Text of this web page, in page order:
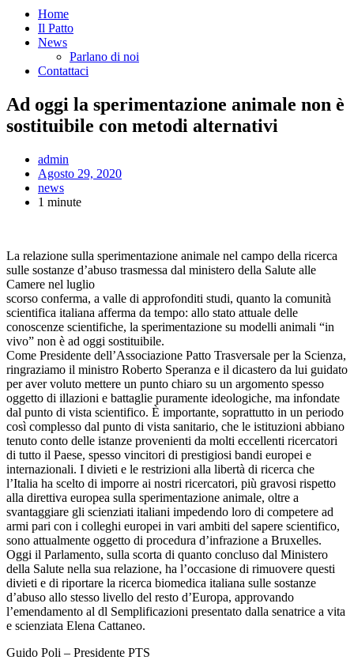
Home
Il Patto
News
Parlano di noi
Contattaci
Ad oggi la sperimentazione animale non è
sostituibile con metodi alternativi
admin
Agosto 29, 2020
news
1 minute
La relazione sulla sperimentazione animale nel campo della ricerca
sulle sostanze d’abuso trasmessa dal ministero della Salute alle
Camere nel luglio
scorso conferma, a valle di approfonditi studi, quanto la comunità
scientifica italiana afferma da tempo: allo stato attuale delle
conoscenze scientifiche, la sperimentazione su modelli animali “in
vivo” non è ad oggi sostituibile.
Come Presidente dell’Associazione Patto Trasversale per la Scienza,
ringraziamo il ministro Roberto Speranza e il dicastero da lui guidato
per aver voluto mettere un punto chiaro su un argomento spesso
oggetto di illazioni e battaglie puramente ideologiche, ma infondate
dal punto di vista scientifico. È importante, soprattutto in un periodo
così complesso dal punto di vista sanitario, che le istituzioni abbiano
tenuto conto delle istanze provenienti da molti eccellenti ricercatori
di tutto il Paese, spesso vincitori di prestigiosi bandi europei e
internazionali. I divieti e le restrizioni alla libertà di ricerca che
l’Italia ha scelto di imporre ai nostri ricercatori, più gravosi rispetto
alla direttiva europea sulla sperimentazione animale, oltre a
svantaggiare gli scienziati italiani impedendo loro di competere ad
armi pari con i colleghi europei in vari ambiti del sapere scientifico,
sono attualmente oggetto di procedura d’infrazione a Bruxelles.
Oggi il Parlamento, sulla scorta di quanto concluso dal Ministero
della Salute nella sua relazione, ha l’occasione di rimuovere questi
divieti e di riportare la ricerca biomedica italiana sulle sostanze
d’abuso allo stesso livello del resto d’Europa, approvando
l’emendamento al dl Semplificazioni presentato dalla senatrice a vita
e scienziata Elena Cattaneo.
Guido Poli – Presidente PTS